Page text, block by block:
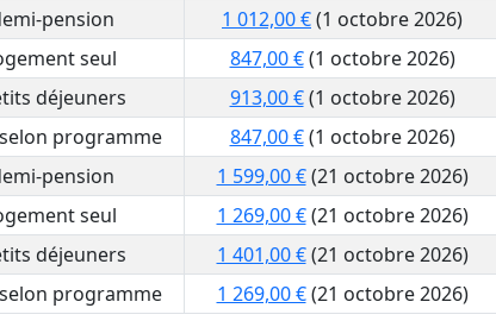
pension 1 012,00 €(1 octobre 2026)
seul 847,00 €(1 octobre 2026)
déjeuners 913,00 €(1 octobre 2026)
programme 847,00 €(1 octobre 2026)
pension 1 599,00 €(21 octobre 2026)
seul 1 269,00 €(21 octobre 2026)
déjeuners 1 401,00 €(21 octobre 2026)
programme 1 269,00 €(21 octobre 2026)